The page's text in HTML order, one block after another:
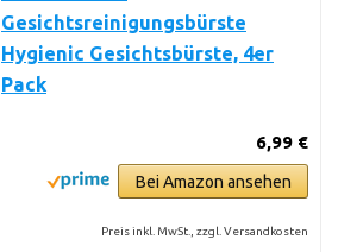
Gesichtsreinigungsbürste
Hygienic Gesichtsbürste, 4er
Pack
6,99 €
Bei Amazon ansehen
Preis inkl. MwSt., zzgl. Versandkosten